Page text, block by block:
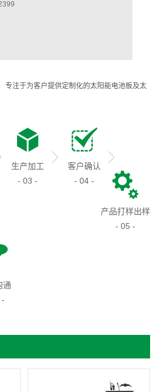
专注于为客户提供定制化的太阳能电池板及太
生产加工
- 03 -
客户确认
- 04 -
产品打样出样
- 05 -
通